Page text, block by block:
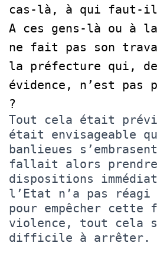
cas-là, à qui faut-
A ces gens-là ou à
ne fait pas son
la préfecture qui,
évidence, n’est pas
?
Tout cela était
était envisageable
banlieues
fallait alors prendre
dispositions
l’Etat n’a pas réagi
pour empêcher cette
violence, tout cela
difficile à arrêter.